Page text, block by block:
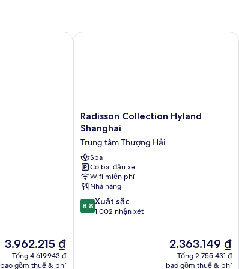
Giá
hiện
tại
3.962.215 ₫
Tổng 4.619.943 ₫
bao gồm thuế & phí
Radisson
Collection
Hyland
Shanghai
Trung
tâm
Thượng
Hải
Radisson Collection Hyland
Shanghai
Trung tâm Thượng Hải
Spa
Có bãi đậu xe
Wifi miễn phí
Nhà hàng
8.8
trên
8,8 Xuất sắc
1.002 nhận xét
Giá
hiện
tại
2.363.149 ₫
Tổng 2.755.431 ₫
bao gồm thuế & phí
Radisson Collection Hyland Shanghai